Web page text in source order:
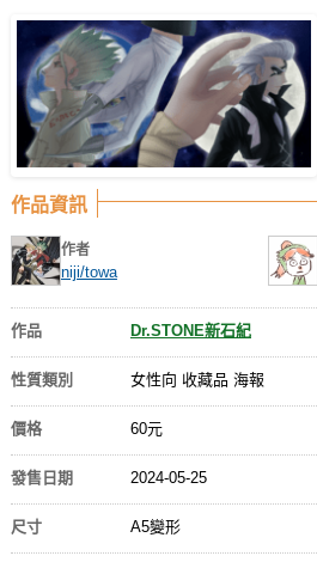
會員中心
註冊會員
登入
作品資訊
作者
niji/towa
作品 Dr.STONE新石紀
性質類別 女性向 收藏品 海報
價格 60元
發售日期 2024-05-25
尺寸 A5變形